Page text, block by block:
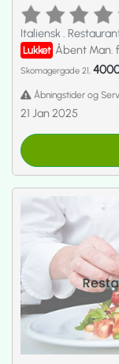
Italiensk
Lukket Åbent Man.
Skomagergade 21,
Åbningstider og
21 Jan 2025